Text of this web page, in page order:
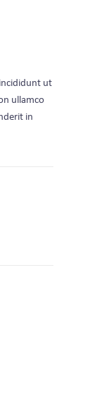
ut
ullamco
in